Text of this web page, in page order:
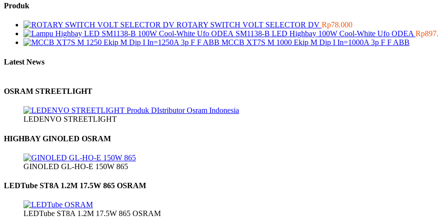
Produk
ROTARY SWITCH VOLT SELECTOR DV Rp78.000
SM1138-B LED Highbay 100W Cool-White Ufo ODEA Rp
MCCB XT7S M 1000 Ekip M Dip I In=1000A 3p F F ABB
Latest News
OSRAM STREETLIGHT
LEDENVO STREETLIGHT
HIGHBAY GINOLED OSRAM
GINOLED GL-HO-E 150W 865
LEDTube ST8A 1.2M 17.5W 865 OSRAM
LEDTube ST8A 1.2M 17.5W 865 OSRAM